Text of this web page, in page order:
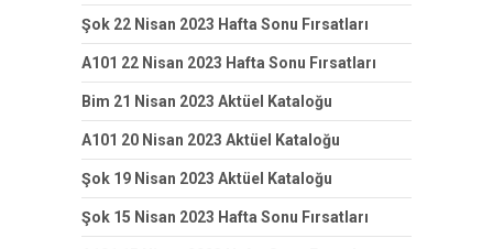
Şok 22 Nisan 2023 Hafta Sonu Fırsatları
A101 22 Nisan 2023 Hafta Sonu Fırsatları
Bim 21 Nisan 2023 Aktüel Kataloğu
A101 20 Nisan 2023 Aktüel Kataloğu
Şok 19 Nisan 2023 Aktüel Kataloğu
Şok 15 Nisan 2023 Hafta Sonu Fırsatları